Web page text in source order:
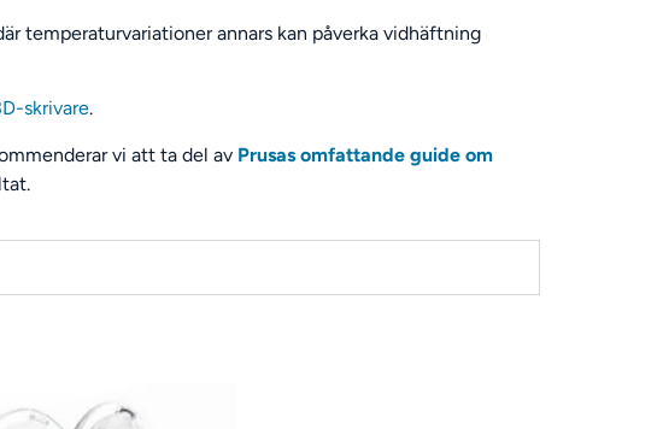
temperaturvariationer annars kan påverka vidhäftning
skrivare.
vi att ta del av Prusas omfattande guide om